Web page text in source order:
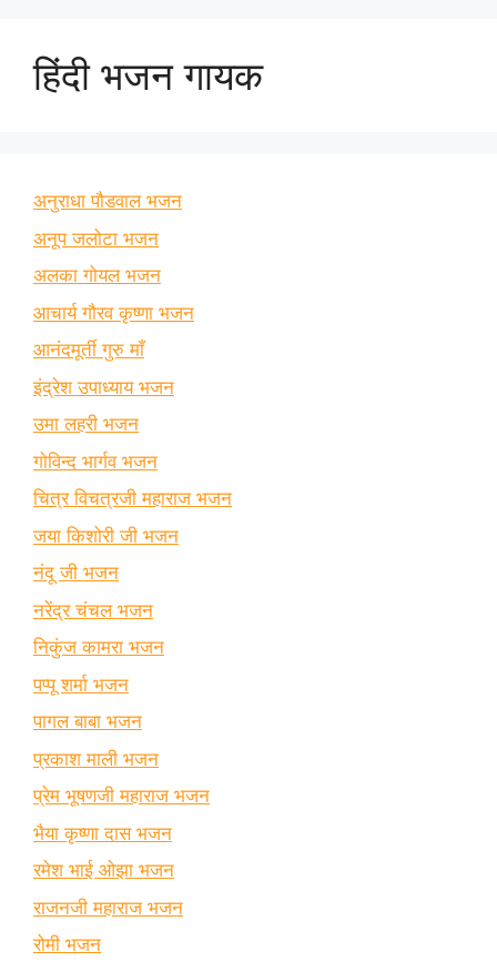
हिंदी भजन गायक
अनुराधा पौडवाल भजन
अनूप जलोटा भजन
अलका गोयल भजन
आचार्य गौरव कृष्णा भजन
आनंदमूर्ती गुरु माँ
इंद्रेश उपाध्याय भजन
उमा लहरी भजन
गोविन्द भार्गव भजन
चित्र विचत्रजी महाराज भजन
जया किशोरी जी भजन
नंदू जी भजन
नरेंद्र चंचल भजन
निकुंज कामरा भजन
पप्पू शर्मा भजन
पागल बाबा भजन
प्रकाश माली भजन
प्रेम भूषणजी महाराज भजन
भैया कृष्णा दास भजन
रमेश भाई ओझा भजन
राजनजी महाराज भजन
रोमी भजन